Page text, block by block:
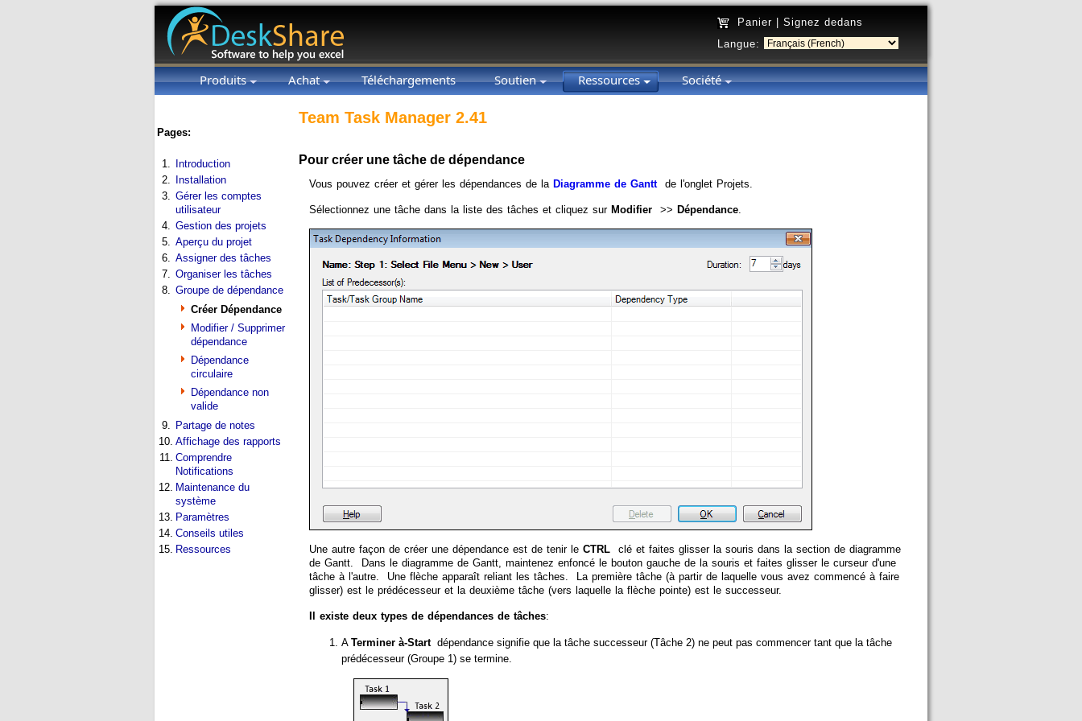
Panier
Signez dedans
Langue:
Produits Achat Téléchargements Soutien Ressources Société
Pages:
1.
Introduction
2.
Installation
3. Gérer les comptes
utilisateur
4. Gestion des projets
5. Aperçu du projet
6. Assigner des tâches
7. Organiser les tâches
8. Groupe de dépendance
Créer Dépendance
Modifier / Supprimer
dépendance
Dépendance
circulaire
Dépendance non
valide
9. Partage de notes
10. Affichage des rapports
11. Comprendre
Notifications
12. Maintenance du
système
13. Paramètres
14. Conseils utiles
15. Ressources
Team Task Manager 2.41
Pour créer une tâche de dépendance
Vous pouvez créer et gérer les dépendances de la Diagramme de Ganttde l'onglet Projets.
Sélectionnez une tâche dans la liste des tâches et cliquez sur Modifier >> Dépendance.
Une autre façon de créer une dépendance est de tenir le CTRL clé et faites glisser la souris dans la section de diagramme
de Gantt. Dans le diagramme de Gantt, maintenez enfoncé le bouton gauche de la souris et faites glisser le curseur d'une
tâche à l'autre. Une flèche apparaît reliant les tâches. La première tâche (à partir de laquelle vous avez commencé à faire
glisser) est le prédécesseur et la deuxième tâche (vers laquelle la flèche pointe) est le successeur.
Il existe deux types de dépendances de tâches:
A Terminer à-Startdépendance signifie que la tâche successeur (Tâche 2) ne peut pas commencer tant que la tâche
prédécesseur (Groupe 1) se termine.